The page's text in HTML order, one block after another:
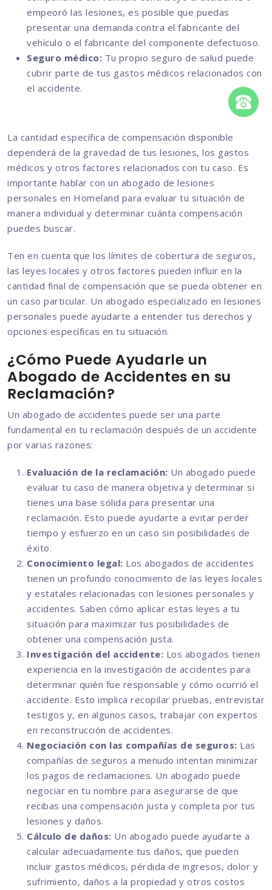
empeoró las lesiones, es posible que puedas
presentar una demanda contra el fabricante del
vehículo o el fabricante del componente defectuoso.
Seguro médico: Tu propio seguro de salud puede
cubrir parte de tus gastos médicos relacionados con
el accidente.
La cantidad específica de compensación disponible
dependerá de la gravedad de tus lesiones, los gastos
médicos y otros factores relacionados con tu caso. Es
importante hablar con un abogado de lesiones
personales en Homeland para evaluar tu situación de
manera individual y determinar cuánta compensación
puedes buscar.
Ten en cuenta que los límites de cobertura de seguros,
las leyes locales y otros factores pueden influir en la
cantidad final de compensación que se pueda obtener en
un caso particular. Un abogado especializado en lesiones
personales puede ayudarte a entender tus derechos y
opciones específicas en tu situación.
¿Cómo Puede Ayudarle un
Abogado de Accidentes en su
Reclamación?
Un abogado de accidentes puede ser una parte
fundamental en tu reclamación después de un accidente
por varias razones:
Evaluación de la reclamación: Un abogado puede
evaluar tu caso de manera objetiva y determinar si
tienes una base sólida para presentar una
reclamación. Esto puede ayudarte a evitar perder
tiempo y esfuerzo en un caso sin posibilidades de
éxito.
Conocimiento legal: Los abogados de accidentes
tienen un profundo conocimiento de las leyes locales
y estatales relacionadas con lesiones personales y
accidentes. Saben cómo aplicar estas leyes a tu
situación para maximizar tus posibilidades de
obtener una compensación justa.
Investigación del accidente: Los abogados tienen
experiencia en la investigación de accidentes para
determinar quién fue responsable y cómo ocurrió el
accidente. Esto implica recopilar pruebas, entrevistar
testigos y, en algunos casos, trabajar con expertos
en reconstrucción de accidentes.
Negociación con las compañías de seguros: Las
compañías de seguros a menudo intentan minimizar
los pagos de reclamaciones. Un abogado puede
negociar en tu nombre para asegurarse de que
recibas una compensación justa y completa por tus
lesiones y daños.
Cálculo de daños: Un abogado puede ayudarte a
calcular adecuadamente tus daños, que pueden
incluir gastos médicos, pérdida de ingresos, dolor y
sufrimiento, daños a la propiedad y otros costos